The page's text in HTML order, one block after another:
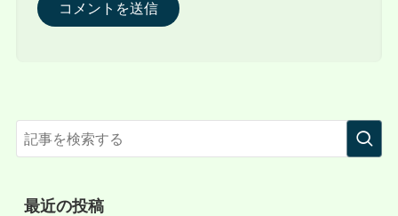
最近の投稿